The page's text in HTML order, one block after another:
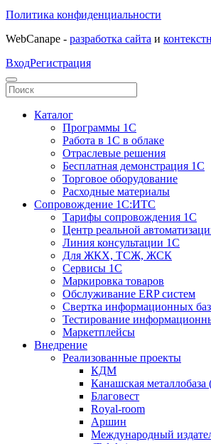
Политика конфиденциальности
WebCanape - разработка сайта и
ВходРегистрация
Каталог
Программы 1С
Работа в 1С в облаке
Отраслевые решения
Бесплатная демонстрация 1С
Торговое оборудование
Расходные материалы
Сопровождение 1С:ИТС
Тарифы сопровождения 1С
Центр реальной
Линия консультации 1С
Для ЖКХ, ТСЖ, ЖСК
Сервисы 1С
Маркировка товаров
Обслуживание ERP систем
Свертка информационных
Тестирование
Маркетплейсы
Внедрение
Реализованные проекты
КДМ
Канашская металлобаза
Благовест
Royal-room
Аршин
Международный